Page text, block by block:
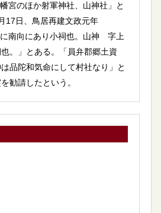
宮のほか射軍神社、山神社」と
17日、鳥居再建文政元年
南向にあり小祠也。山神 字上
。」とある。「員弁郡郷土資
品陀和気命にして村社なり」と
勧請したという。